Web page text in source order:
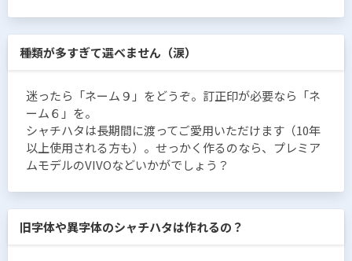
種類が多すぎて選べません（涙）
迷ったら「ネーム９」をどうぞ。訂正印が必要なら「ネ
ーム６」を。
シャチハタは長期間に渡ってご愛用いただけます（10年
以上使用される方も）。せっかく作るのなら、プレミア
ムモデルのVIVOなどいかがでしょう？
旧字体や異字体のシャチハタは作れるの？